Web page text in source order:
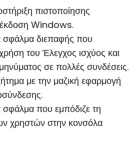
πιστοποίησης
Windows.
σφάλμα διεπαφής που
χρήση του Έλεγχος ισχύος και
σε πολλές συνδέσεις.
με την μαζική εφαρμογή
που εμπόδιζε τη
χρηστών στην κονσόλα